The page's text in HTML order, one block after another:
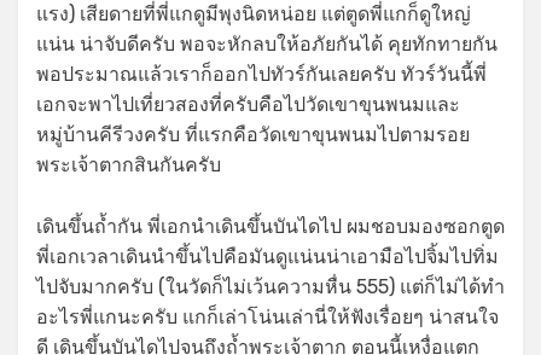
แรง) เสียดายที่พี่แกดูมีพุงนิดหน่อย แต่ตูดพี่แกก็ดูใหญ่
แน่น น่าจับดีครับ พอจะหักลบให้อภัยกันได้ คุยทักทายกัน
พอประมาณแล้วเราก็ออกไปทัวร์กันเลยครับ ทัวร์วันนี้พี่
เอกจะพาไปเที่ยวสองที่ครับคือไปวัดเขาขุนพนมและ
หมู่บ้านคีรีวงครับ ที่แรกคือวัดเขาขุนพนมไปตามรอย
พระเจ้าตากสินกันครับ
เดินขึ้นถ้ำกัน พี่เอกนำเดินขึ้นบันไดไป ผมชอบมองซอกตูด
พี่เอกเวลาเดินนำขึ้นไปคือมันดูแน่นน่าเอามือไปจิ้มไปทิ่ม
ไปจับมากครับ (ในวัดก็ไม่เว้นความหื่น 555) แต่ก็ไม่ได้ทำ
อะไรพี่แกนะครับ แกก็เล่าโน่นเล่านี่ให้ฟังเรื่อยๆ น่าสนใจ
ดี เดินขึ้นบันไดไปจนถึงถ้ำพระเจ้าตาก ตอนนี้เหงื่อแตก